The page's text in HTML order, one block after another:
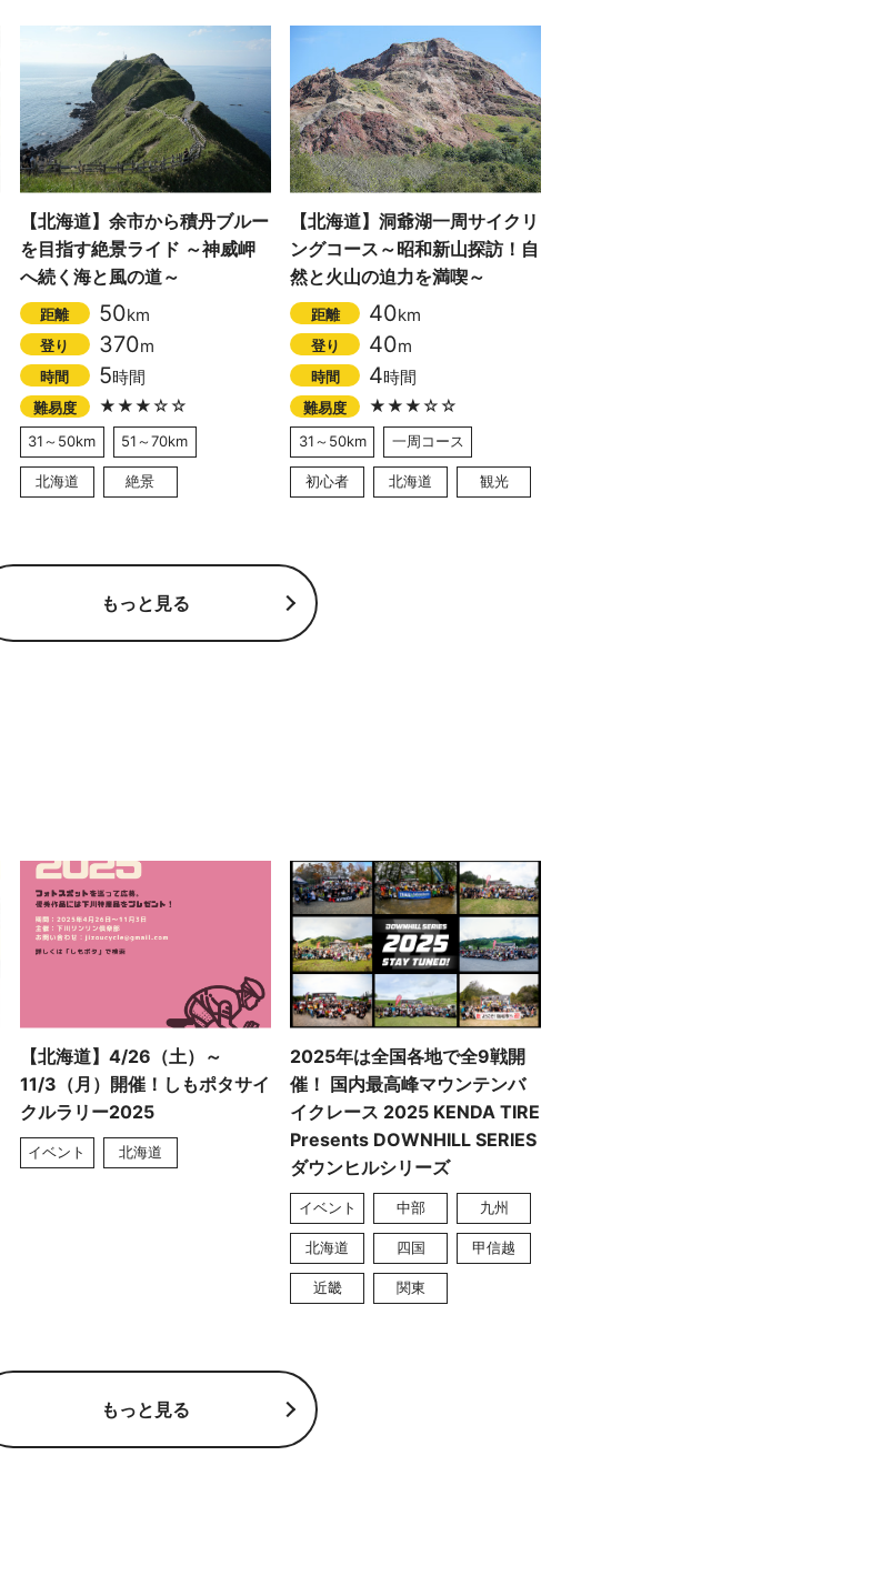
【北海道】余市から積丹ブルー
を目指す絶景ライド ～神威岬
へ続く海と風の道～
距離 50km
登り 370m
時間 5時間
難易度 ★★★☆☆
31～50km 51～70km
北海道 絶景
【北海道】洞爺湖一周サイクリ
ングコース～昭和新山探訪！自
然と火山の迫力を満喫～
距離 40km
登り 40m
時間 4時間
難易度 ★★★☆☆
31～50km 一周コース
初心者 北海道 観光
もっと見る
【北海道】4/26（土）～
11/3（月）開催！しもポタサイ
クルラリー2025
イベント 北海道
2025年は全国各地で全9戦開
催！ 国内最高峰マウンテンバ
イクレース 2025 KENDA TIRE
Presents DOWNHILL SERIES
ダウンヒルシリーズ
イベント 中部 九州
北海道 四国 甲信越
近畿 関東
もっと見る